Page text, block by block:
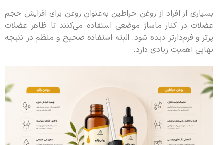
بسیاری از افراد از روغن خراطین به‌عنوان روغن برای افزایش حجم
عضلات در کنار ماساژ موضعی استفاده می‌کنند تا ظاهر عضلات
پرتر و فرم‌دارتر دیده شود. البته استفاده صحیح و منظم در نتیجه
نهایی اهمیت زیادی دارد.